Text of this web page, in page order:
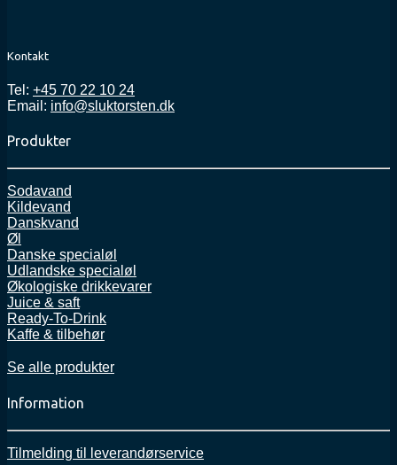
Kontakt
Tel: +45 70 22 10 24
Email: info@sluktorsten.dk
Produkter
Sodavand
Kildevand
Danskvand
Øl
Danske specialøl
Udlandske specialøl
Økologiske drikkevarer
Juice & saft
Ready-To-Drink
Kaffe & tilbehør
Se alle produkter
Information
Tilmelding til leverandørservice